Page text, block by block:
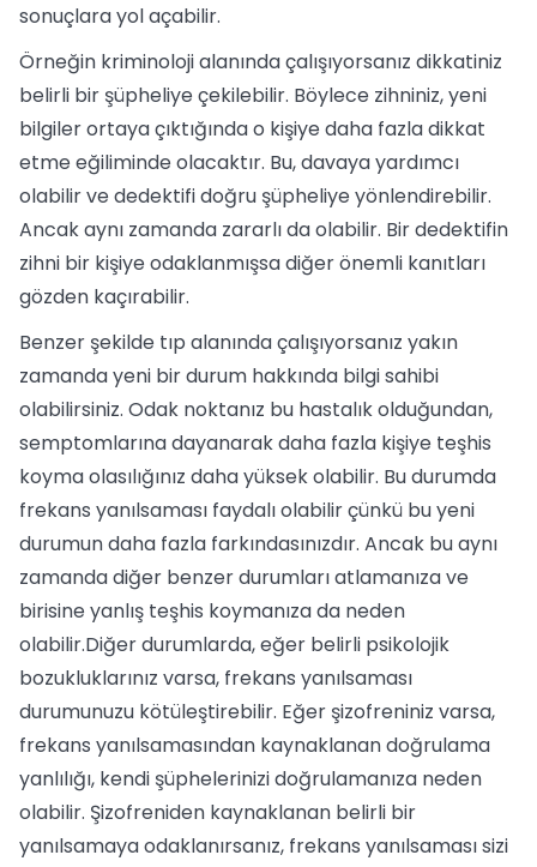
sonuçlara yol açabilir.
Örneğin kriminoloji alanında çalışıyorsanız dikkatiniz
belirli bir şüpheliye çekilebilir. Böylece zihniniz, yeni
bilgiler ortaya çıktığında o kişiye daha fazla dikkat
etme eğiliminde olacaktır. Bu, davaya yardımcı
olabilir ve dedektifi doğru şüpheliye yönlendirebilir.
Ancak aynı zamanda zararlı da olabilir. Bir dedektifin
zihni bir kişiye odaklanmışsa diğer önemli kanıtları
gözden kaçırabilir.
Benzer şekilde tıp alanında çalışıyorsanız yakın
zamanda yeni bir durum hakkında bilgi sahibi
olabilirsiniz. Odak noktanız bu hastalık olduğundan,
semptomlarına dayanarak daha fazla kişiye teşhis
koyma olasılığınız daha yüksek olabilir. Bu durumda
frekans yanılsaması faydalı olabilir çünkü bu yeni
durumun daha fazla farkındasınızdır. Ancak bu aynı
zamanda diğer benzer durumları atlamanıza ve
birisine yanlış teşhis koymanıza da neden
olabilir.Diğer durumlarda, eğer belirli psikolojik
bozukluklarınız varsa, frekans yanılsaması
durumunuzu kötüleştirebilir. Eğer şizofreniniz varsa,
frekans yanılsamasından kaynaklanan doğrulama
yanlılığı, kendi şüphelerinizi doğrulamanıza neden
olabilir. Şizofreniden kaynaklanan belirli bir
yanılsamaya odaklanırsanız, frekans yanılsaması sizi